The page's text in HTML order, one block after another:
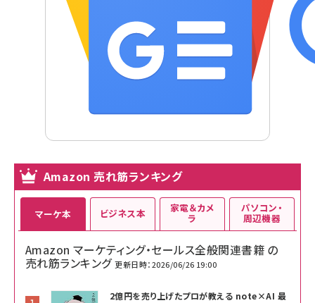
Amazon 売れ筋ランキング
マーケ本
Amazon マーケティング・セールス全般関連書籍 の
売れ筋ランキング 更新日時：2026/06/26 19:00
2億円を売り上げたプロが教える note×AI 最
ビジネス本 家電＆カメ
ラ
パソコン・
周辺機器